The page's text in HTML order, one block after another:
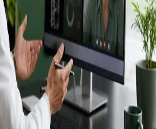
para ejercer en Spain,
en línea seguras.